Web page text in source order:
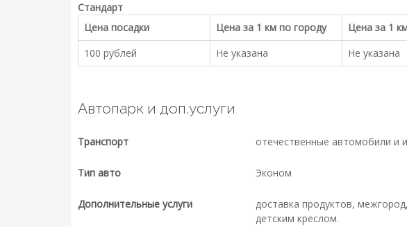
Стандарт
Цена посадки
Цена за 1 км по городу Цена за 1
100 рублей
Не указана Не указана
Автопарк и доп.услуги
Транспорт отечественные автомобили и
Тип авто Эконом
Дополнительные услуги
доставка продуктов,
детским креслом.